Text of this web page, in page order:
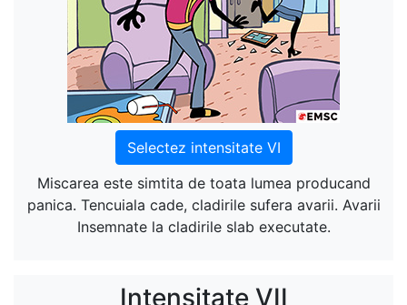
Selectez intensitate VI
Miscarea este simtita de toata lumea producand
panica. Tencuiala cade, cladirile sufera avarii. Avarii
Insemnate la cladirile slab executate.
Intensitate VII